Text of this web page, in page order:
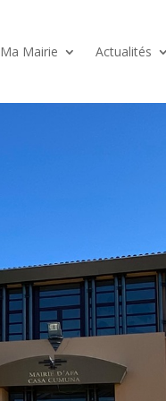
Ma Mairie Actualités